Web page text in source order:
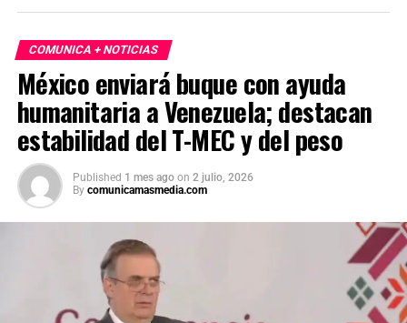
COMUNICA + NOTICIAS
México enviará buque con ayuda
humanitaria a Venezuela; destacan
estabilidad del T-MEC y del peso
Published 1 mes ago on 2 julio, 2026
By comunicamasmedia.com